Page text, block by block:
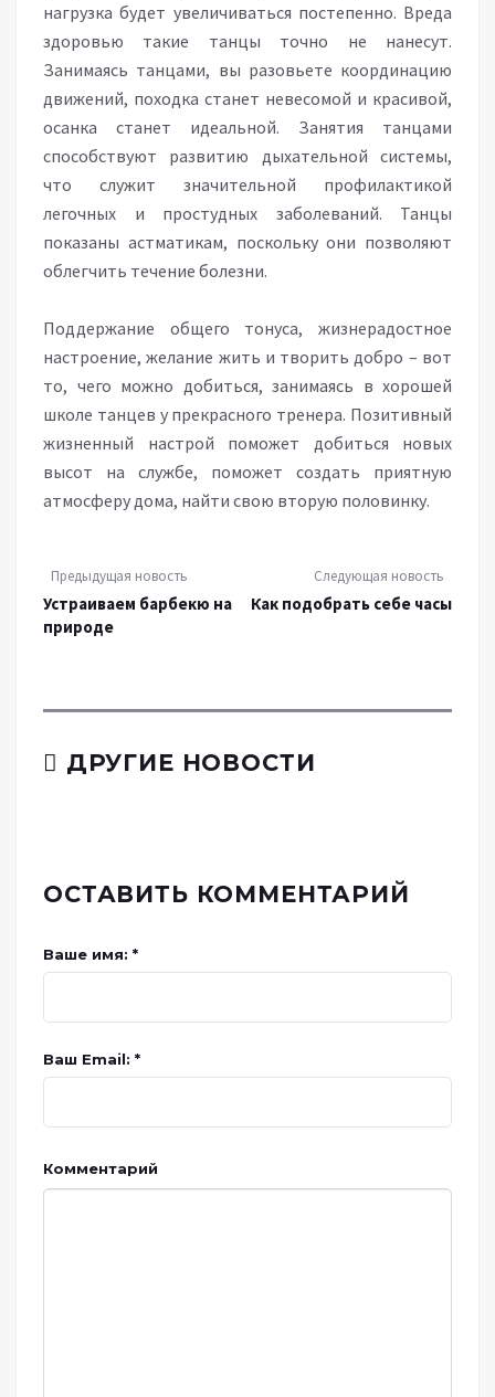
нагрузка будет увеличиваться постепенно. Вреда
здоровью такие танцы точно не нанесут.
Занимаясь танцами, вы разовьете координацию
движений, походка станет невесомой и красивой,
осанка станет идеальной. Занятия танцами
способствуют развитию дыхательной системы,
что служит значительной профилактикой
легочных и простудных заболеваний. Танцы
показаны астматикам, поскольку они позволяют
облегчить течение болезни.
Поддержание общего тонуса, жизнерадостное
настроение, желание жить и творить добро – вот
то, чего можно добиться, занимаясь в хорошей
школе танцев у прекрасного тренера. Позитивный
жизненный настрой поможет добиться новых
высот на службе, поможет создать приятную
атмосферу дома, найти свою вторую половинку.
Предыдущая новость
Устраиваем барбекю на
природе
Следующая новость
Как подобрать себе часы
ДРУГИЕ НОВОСТИ
ОСТАВИТЬ КОММЕНТАРИЙ
Ваше имя: *
Ваш Email: *
Комментарий